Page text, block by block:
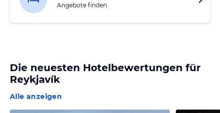
Angebote finden
Die neuesten Hotelbewertungen für
Reykjavík
Alle anzeigen